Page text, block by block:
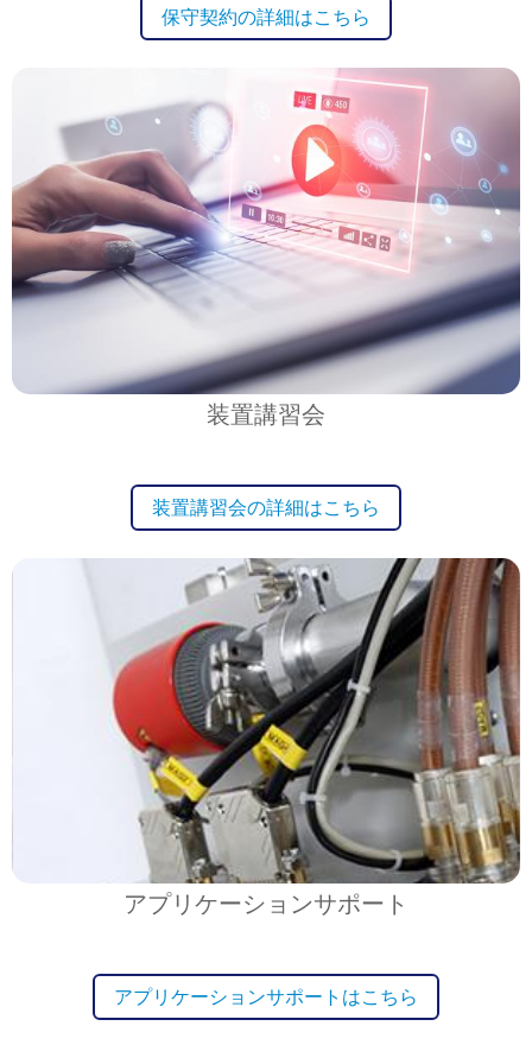
保守契約の詳細はこちら
装置講習会
装置講習会の詳細はこちら
アプリケーションサポート
アプリケーションサポートはこちら